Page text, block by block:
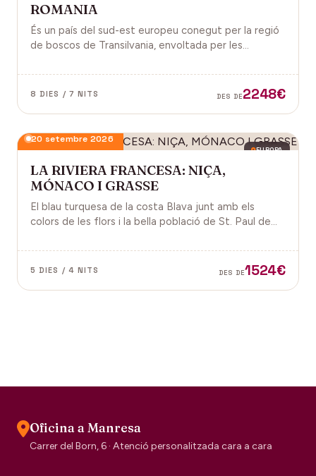
ROMANIA
És un país del sud-est europeu conegut per la regió
de boscos de Transilvania, envoltada per les
segle XIV i el Castell de Peles.
8 DIES / 7 NITS DES DE2248€
EUROPA
20 setembre 2026
LA RIVIERA FRANCESA: NIÇA,
MÓNACO I GRASSE
El blau turquesa de la costa Blava junt amb els
colors de les flors i la bella població de St. Paul de
digne de visitar. Perfums a Grasse.
5 DIES / 4 NITS DES DE1524€
Oficina a Manresa
Carrer del Born, 6 · Atenció personalitzada cara a cara